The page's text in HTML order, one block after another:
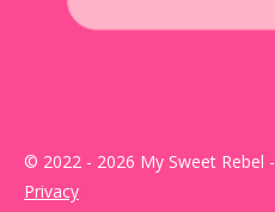
© 2022 - 2026 My Sweet Rebel -
Privacy